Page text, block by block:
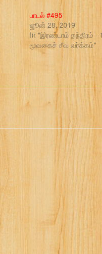
பாடல் #495
ஜூன் 28, 2019
In "இரண்டாம் தந்திரம் -
மூவகைச் சீவ வர்க்கம்"